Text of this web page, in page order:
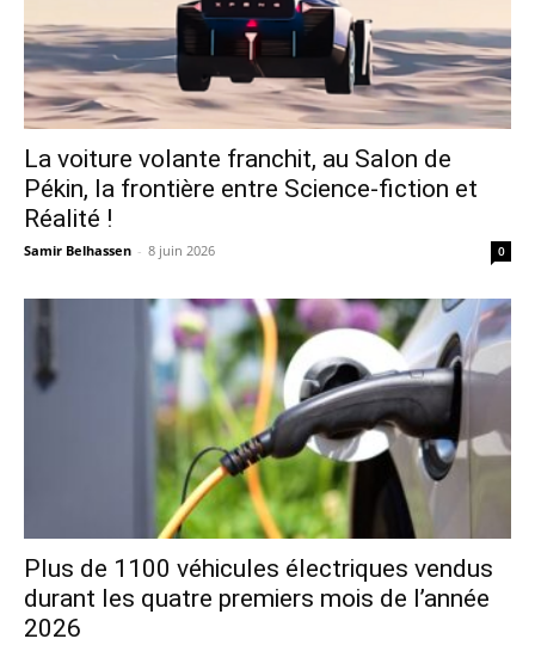
La voiture volante franchit, au Salon de
Pékin, la frontière entre Science-fiction et
Réalité !
Samir Belhassen - 8 juin 2026 0
Plus de 1100 véhicules électriques vendus
durant les quatre premiers mois de l’année
2026